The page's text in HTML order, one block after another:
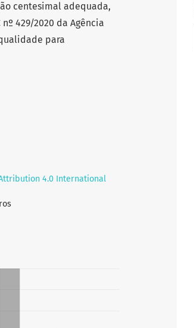
centesimal adequada,
429/2020 da Agência
para
4.0 International